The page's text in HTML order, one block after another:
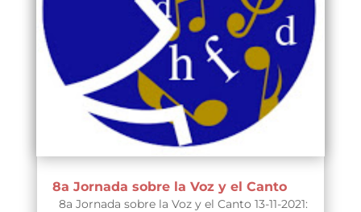
8a Jornada sobre la Voz y el Canto
8a Jornada sobre la Voz y el Canto 13-11-2021: